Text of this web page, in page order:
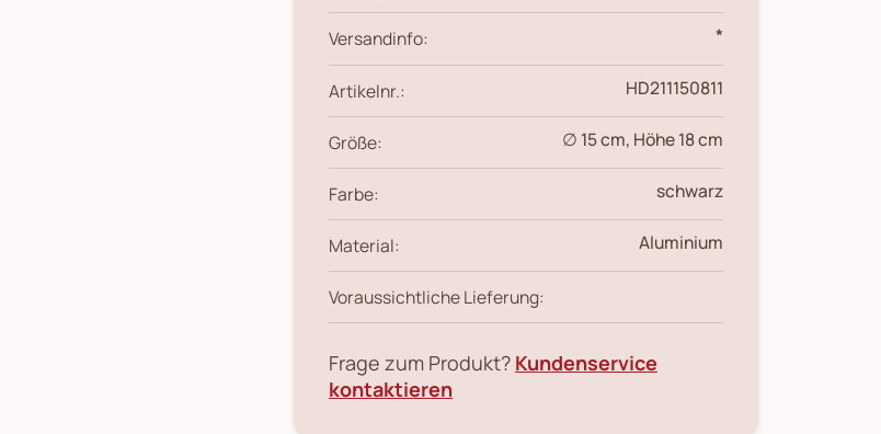
Versandinfo: *
Artikelnr.: HD211150811
Größe: ∅ 15 cm, Höhe 18 cm
Farbe: schwarz
Material: Aluminium
Voraussichtliche Lieferung:
Frage zum Produkt? Kundenservice
kontaktieren